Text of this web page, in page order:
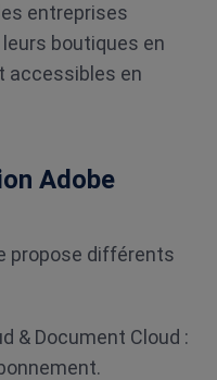
entreprises
boutiques en
accessibles en
Adobe
propose différents
& Document Cloud :